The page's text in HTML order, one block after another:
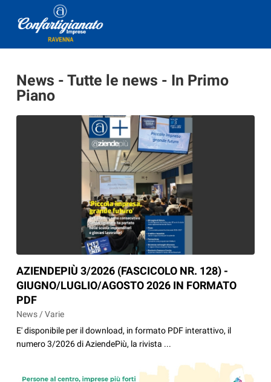
News - Tutte le news - In Primo
Piano
AZIENDEPIÙ 3/2026 (FASCICOLO NR. 128) -
GIUGNO/LUGLIO/AGOSTO 2026 IN FORMATO
PDF
News / Varie
E' disponibile per il download, in formato PDF interattivo, il
numero 3/2026 di AziendePiù, la rivista ...